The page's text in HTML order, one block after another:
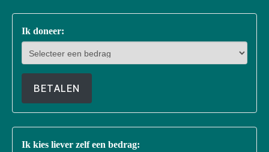
Ik doneer:
BETALEN
Ik kies liever zelf een bedrag: